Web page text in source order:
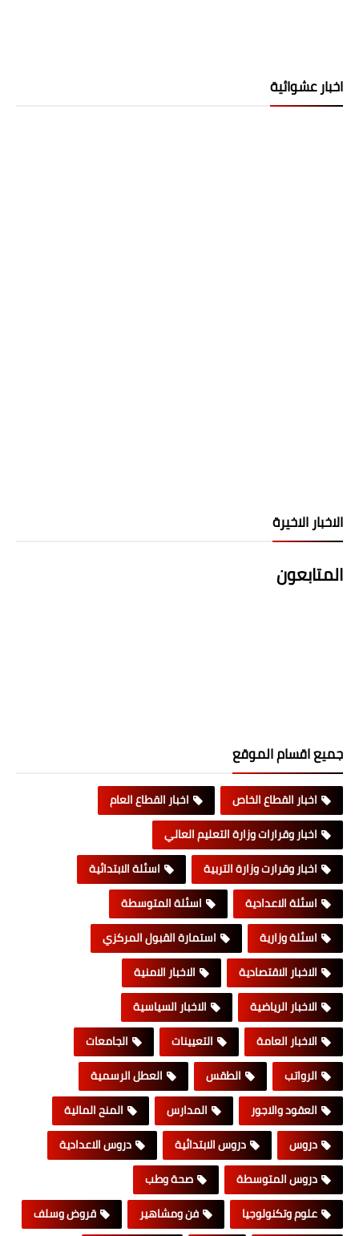
اخبار عشوائية
الاخبار الاخيرة
المتابعون
جميع اقسام الموقع
اخبار القطاع الخاص
اخبار القطاع العام
اخبار وقرارات وزارة التعليم العالي
اخبار وقرارت وزارة التربية
اسئلة الابتدائية
اسئلة الاعدادية
اسئلة المتوسطة
اسئلة وزارية
استمارة القبول المركزي
الاخبار الاقتصادية
الاخبار الامنية
الاخبار الرياضية
الاخبار السياسية
الاخبار العامة
التعيينات
الجامعات
الرواتب
الطقس
العطل الرسمية
العقود والاجور
المدارس
المنح المالية
دروس
دروس الابتدائية
دروس الاعدادية
دروس المتوسطة
صحة وطب
علوم وتكنولوجيا
فن ومشاهير
قروض وسلف